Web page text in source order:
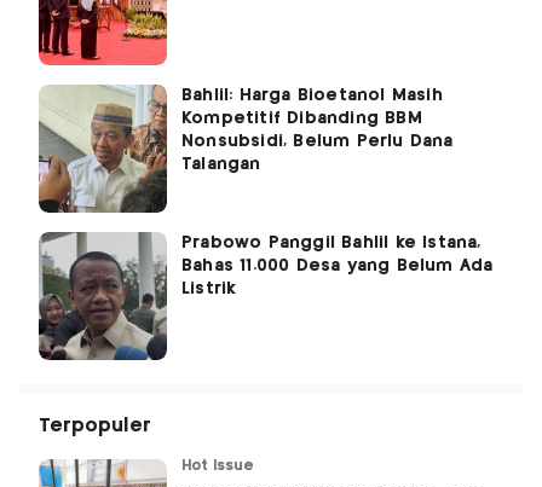
Bahlil: Harga Bioetanol Masih
Kompetitif Dibanding BBM
Nonsubsidi, Belum Perlu Dana
Talangan
Prabowo Panggil Bahlil ke Istana,
Bahas 11.000 Desa yang Belum Ada
Listrik
Terpopuler
Hot Issue